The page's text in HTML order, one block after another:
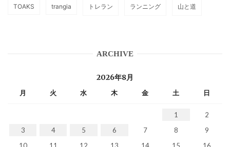
TOAKS trangia トレラン ランニング 山と道
ARCHIVE
2026年8月
月 火 水 木 金 土 日
1
2
3
4 5 6 7 8
9